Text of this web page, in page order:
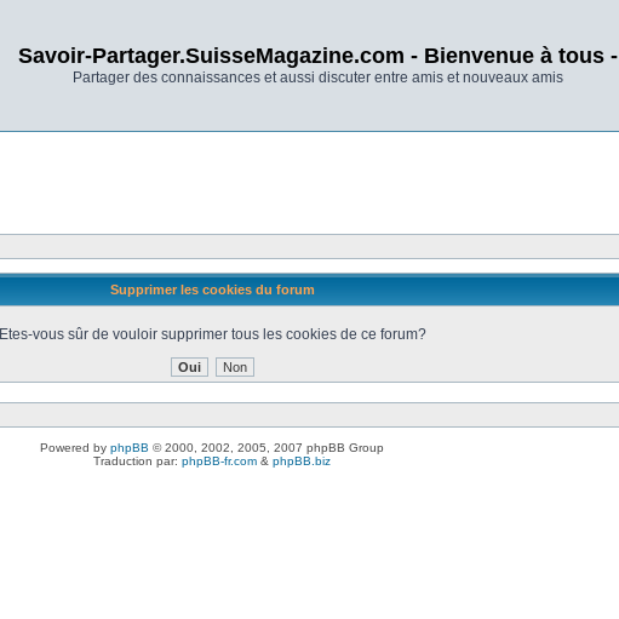
Savoir-Partager.SuisseMagazine.com - Bienvenue à tous -
Partager des connaissances et aussi discuter entre amis et nouveaux amis
Supprimer les cookies du forum
Etes-vous sûr de vouloir supprimer tous les cookies de ce forum?
Powered by phpBB © 2000, 2002, 2005, 2007 phpBB Group
Traduction par: phpBB-fr.com & phpBB.biz